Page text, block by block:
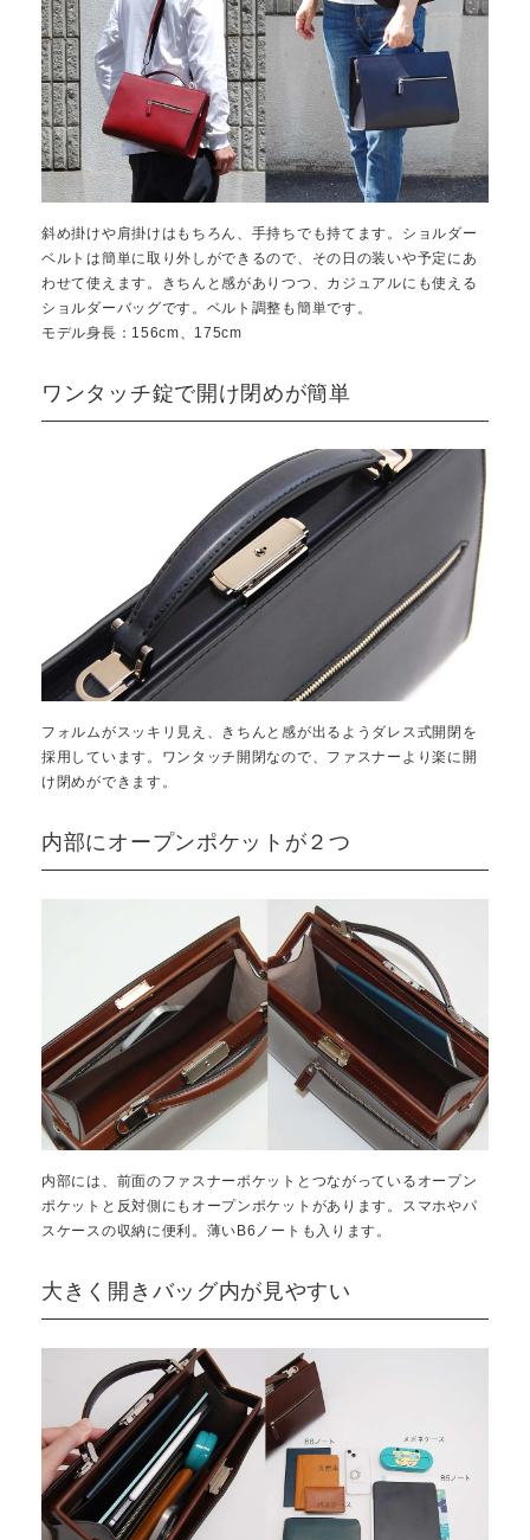
斜め掛けや肩掛けはもちろん、手持ちでも持てます。ショルダー
ベルトは簡単に取り外しができるので、その日の装いや予定にあ
わせて使えます。きちんと感がありつつ、カジュアルにも使える
ショルダーバッグです。ベルト調整も簡単です。
モデル身長：156cm、175cm
ワンタッチ錠で開け閉めが簡単
フォルムがスッキリ見え、きちんと感が出るようダレス式開閉を
採用しています。ワンタッチ開閉なので、ファスナーより楽に開
け閉めができます。
内部にオープンポケットが２つ
内部には、前面のファスナーポケットとつながっているオープン
ポケットと反対側にもオープンポケットがあります。スマホやパ
スケースの収納に便利。薄いB6ノートも入ります。
大きく開きバッグ内が見やすい